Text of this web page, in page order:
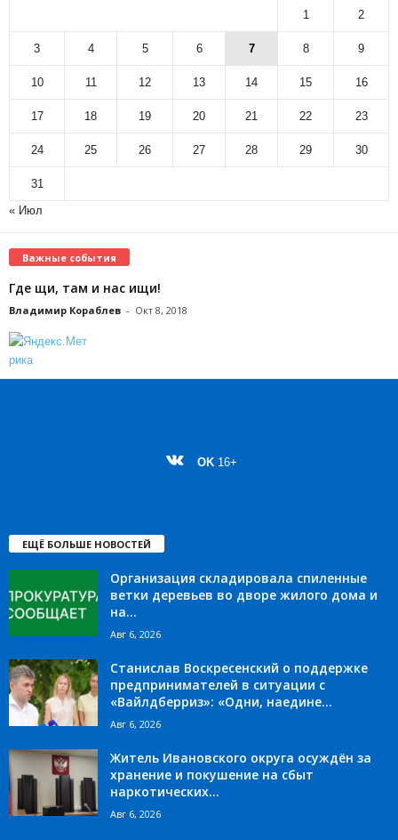
1 2
3 4 5 6 7 8 9
10 11 12 13 14 15 16
17 18 19 20 21 22 23
24 25 26 27 28 29 30
31
« Июл
Важные события
Где щи, там и нас ищи!
Владимир Кораблев - Окт 8, 2018
OK 16+
ЕЩЁ БОЛЬШЕ НОВОСТЕЙ
Организация складировала спиленные
ветки деревьев во дворе жилого дома и
на...
Авг 6, 2026
Станислав Воскресенский о поддержке
предпринимателей в ситуации с
«Вайлдберриз»: «Одни, наедине...
Авг 6, 2026
Житель Ивановского округа осуждён за
хранение и покушение на сбыт
наркотических...
Авг 6, 2026